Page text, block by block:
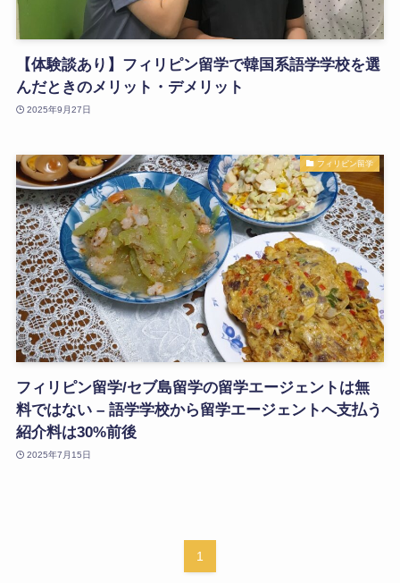
【体験談あり】フィリピン留学で韓国系語学学校を選
んだときのメリット・デメリット
2025年9月27日
フィリピン留学
フィリピン留学/セブ島留学の留学エージェントは無
料ではない – 語学学校から留学エージェントへ支払う
紹介料は30%前後
2025年7月15日
1